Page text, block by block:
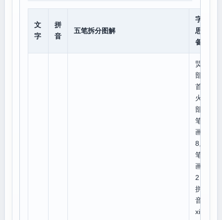
文
字
拼
音
五笔拆分图解
字意
思、
备注
焸
部
首:
火,
部外
笔
画:
8,总
笔
画:1
2
拼
音：
xiǒn